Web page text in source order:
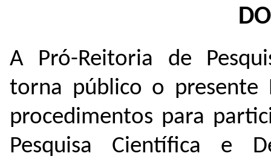
A Pró-Reitoria de
torna público o presente
procedimentos para
Pesquisa Científica e